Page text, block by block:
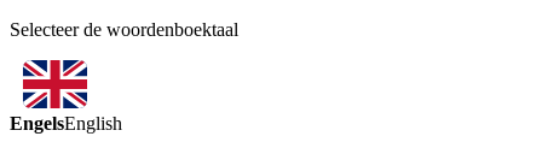
Selecteer de woordenboektaal
EngelsEnglish